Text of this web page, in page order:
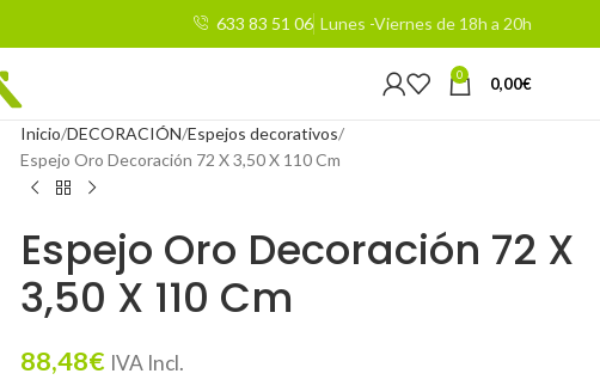
633 83 51 06 Lunes -Viernes de 18h a 20h
0 0,00€
Inicio DECORACIÓN Espejos decorativos
Espejo Oro Decoración 72 X 3,50 X 110 Cm
Espejo Oro Decoración 72 X
3,50 X 110 Cm
88,48€ IVA Incl.